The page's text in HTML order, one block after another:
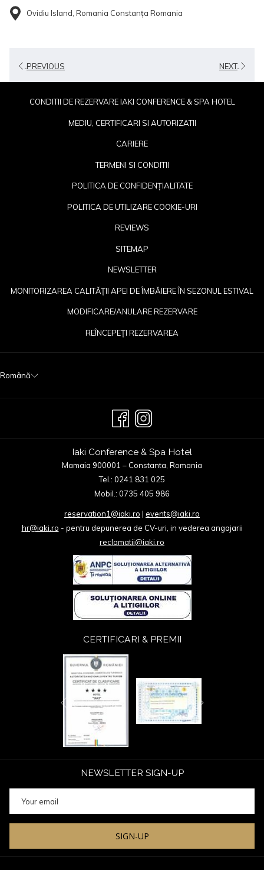
Vaporaşul are programate curse la interval de două ore.
Ovidiu Island, Romania Constanța Romania
PREVIOUS NEXT
CONDITII DE REZERVARE IAKI CONFERENCE & SPA HOTEL
MEDIU, CERTIFICARI SI AUTORIZATII
CARIERE
TERMENI SI CONDITII
POLITICA DE CONFIDENȚIALITATE
POLITICA DE UTILIZARE COOKIE-URI
REVIEWS
SITEMAP
NEWSLETTER
MONITORIZAREA CALITĂȚII APEI DE ÎMBĂIERE ÎN SEZONUL ESTIVAL
MODIFICARE/ANULARE REZERVARE
REÎNCEPEȚI REZERVAREA
Română
Iaki Conference & Spa Hotel
Mamaia 900001 – Constanta, Romania
Tel.: 0241 831 025
Mobil.: 0735 405 986
reservation1@iaki.ro | events@iaki.ro
hr@iaki.ro - pentru depunerea de CV-uri, in vederea angajarii
reclamatii@iaki.ro
CERTIFICARI & PREMII
Previous
NEWSLETTER SIGN-UP
SIGN-UP